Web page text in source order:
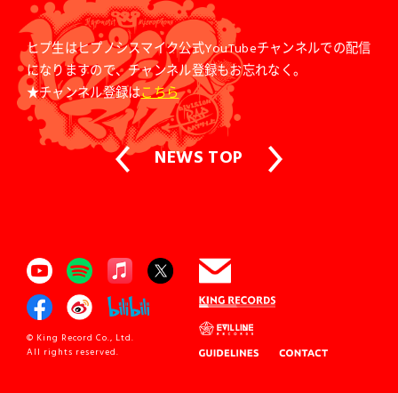
ヒプ生はヒプノシスマイク公式YouTubeチャンネルでの配信
になりますので、チャンネル登録もお忘れなく。
★チャンネル登録はこちら
NEWS TOP
© King Record Co., Ltd.
All rights reserved.